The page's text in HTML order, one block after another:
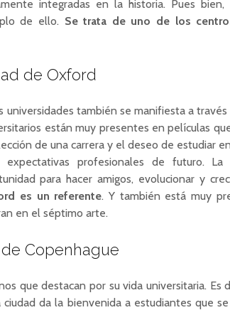
integradas en la historia. Pues
de ello. Se trata de uno de los
de Oxford
universidades también se manifiesta a
están muy presentes en películas
de una carrera y el deseo de estudiar
profesionales de futuro. La
para hacer amigos, evolucionar y
es un referente. Y también está muy
en el séptimo arte.
Copenhague
que destacan por su vida universitaria. Es
da la bienvenida a estudiantes que